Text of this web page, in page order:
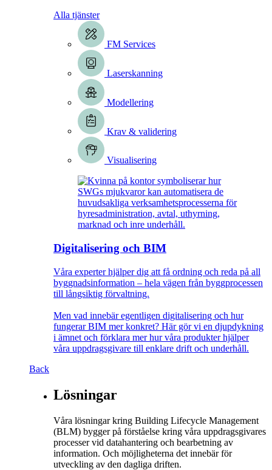
Alla tjänster
FM Services
Laserskanning
Modellering
Krav & validering
Visualisering
Digitalisering och BIM
Våra experter hjälper dig att få ordning och reda på all
byggnadsinformation – hela vägen från byggprocessen
till långsiktig förvaltning.
Men vad innebär egentligen digitalisering och hur
fungerar BIM mer konkret? Här gör vi en djupdykning
i ämnet och förklara mer hur våra produkter hjälper
våra uppdragsgivare till enklare drift och underhåll.
Back
Lösningar
Våra lösningar kring Building Lifecycle Management
(BLM) bygger på förståelse kring våra uppdragsgivares
processer vid datahantering och bearbetning av
information. Och möjligheterna det innebär för
utveckling av den dagliga driften.